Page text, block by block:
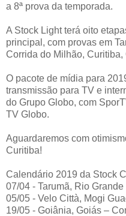
a 8ª prova da temporada.
A Stock Light terá oito
principal, com provas em
Corrida do Milhão,
O pacote de mídia para
transmissão para TV e
do Grupo Globo, com
TV Globo.
Aguardaremos com
Curitiba!
Calendário 2019 da Stock
07/04 - Tarumã, Rio
05/05 - Velo Città, Mogi
19/05 - Goiânia, Goiás –